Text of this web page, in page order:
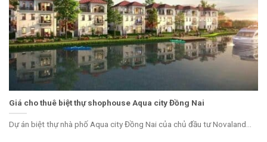
Giá cho thuê biệt thự shophouse Aqua city Đồng Nai
Dự án biệt thự nhà phố Aqua city Đồng Nai của chủ đầu tư Novaland...